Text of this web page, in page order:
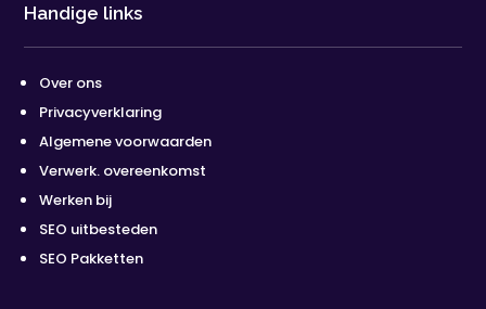
Handige links
Over ons
Privacyverklaring
Algemene voorwaarden
Verwerk. overeenkomst
Werken bij
SEO uitbesteden
SEO Pakketten